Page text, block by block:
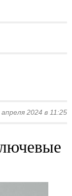
2024 в 11:25